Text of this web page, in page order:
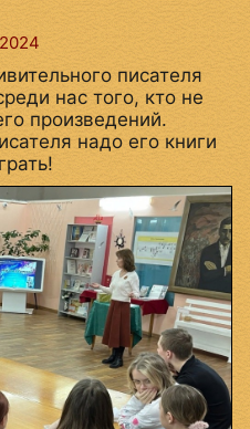
писателя
нас того, кто не
произведений.
надо его книги